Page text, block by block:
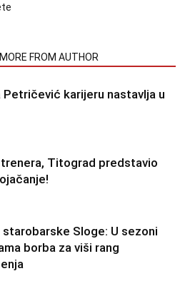
MORE FROM AUTHOR
Petričević karijeru nastavlja u
trenera, Titograd predstavio
starobarske Sloge: U sezoni
borba za viši rang